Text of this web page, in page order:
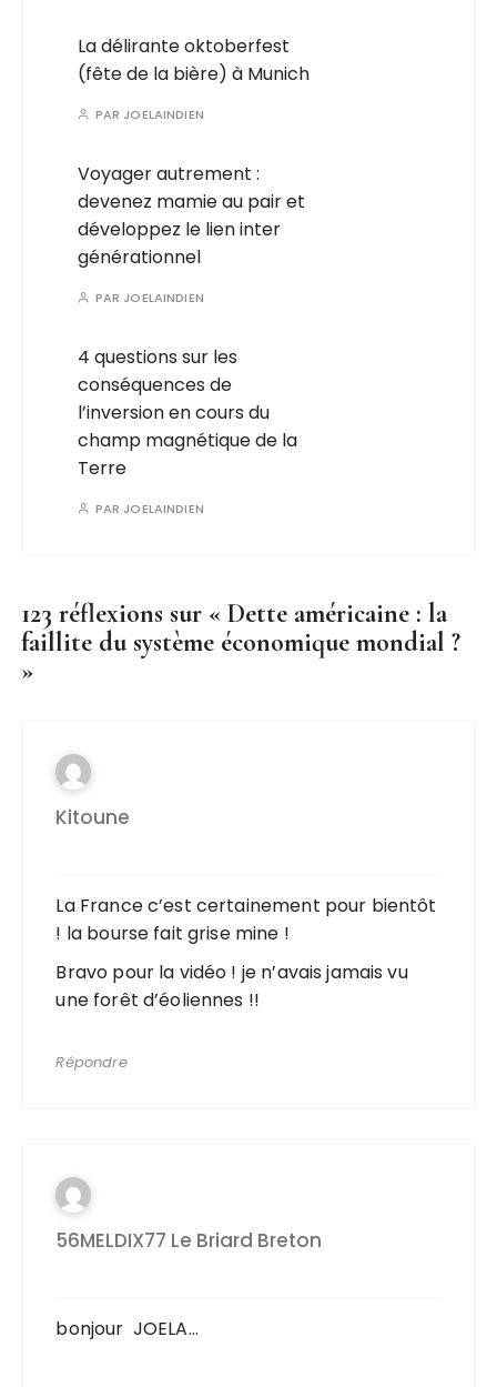
La délirante oktoberfest
(fête de la bière) à Munich
PAR JOELAINDIEN
Voyager autrement :
devenez mamie au pair et
développez le lien inter
générationnel
PAR JOELAINDIEN
4 questions sur les
conséquences de
l’inversion en cours du
champ magnétique de la
Terre
PAR JOELAINDIEN
123 réflexions sur «Dette américaine : la
faillite du système économique mondial ?
»
Kitoune
La France c’est certainement pour bientôt
! la bourse fait grise mine !
Bravo pour la vidéo ! je n’avais jamais vu
une forêt d’éoliennes !!
Répondre
56MELDIX77 Le Briard Breton
bonjour JOELA…